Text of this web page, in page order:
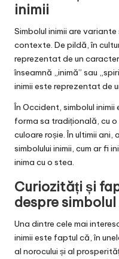
inimii
Simbolul inimii are
contexte. De pildă, în
reprezentat de un
înseamnă „inimă” sau
inimii este reprezentat de
În Occident, simbolul
forma sa tradițională, cu
culoare roșie. În ultimii
simbolului inimii, cum ar fi
inima cu o stea.
Curiozități și
despre
Una dintre cele mai
inimii este faptul că, în
al norocului și al